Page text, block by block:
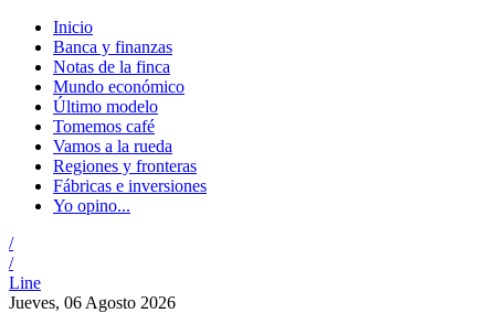
Inicio
Banca y finanzas
Notas de la finca
Mundo económico
Último modelo
Tomemos café
Vamos a la rueda
Regiones y fronteras
Fábricas e inversiones
Yo opino...
/
/
Line
Jueves, 06 Agosto 2026